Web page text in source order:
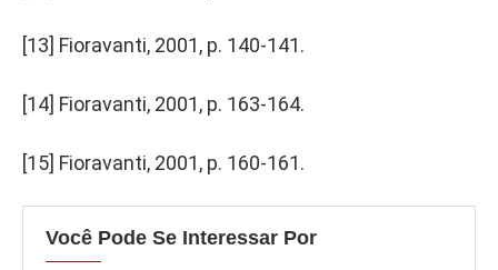
[13] Fioravanti, 2001, p. 140-141.
[14] Fioravanti, 2001, p. 163-164.
[15] Fioravanti, 2001, p. 160-161.
Você Pode Se Interessar Por